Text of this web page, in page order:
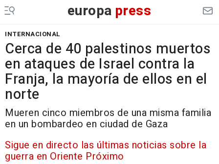
europa press
INTERNACIONAL
Cerca de 40 palestinos muertos
en ataques de Israel contra la
Franja, la mayoría de ellos en el
norte
Mueren cinco miembros de una misma familia
en un bombardeo en ciudad de Gaza
Sigue en directo las últimas noticias sobre la
guerra en Oriente Próximo